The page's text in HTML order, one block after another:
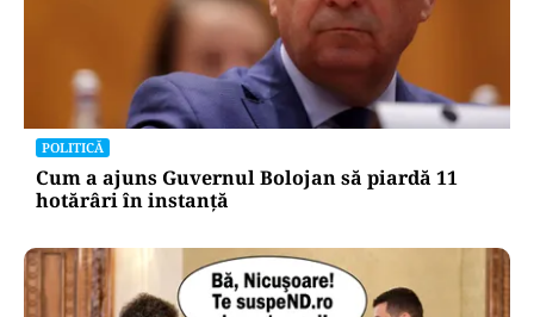
POLITICĂ
Cum a ajuns Guvernul Bolojan să piardă 11
hotărâri în instanță